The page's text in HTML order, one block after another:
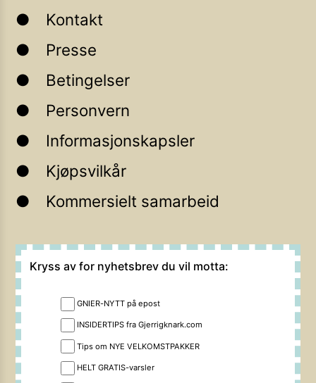
Kontakt
Presse
Betingelser
Personvern
Informasjonskapsler
Kjøpsvilkår
Kommersielt samarbeid
Kryss av for nyhetsbrev du vil motta:
GNIER-NYTT på epost
INSIDERTIPS fra Gjerrigknark.com
Tips om NYE VELKOMSTPAKKER
HELT GRATIS-varsler